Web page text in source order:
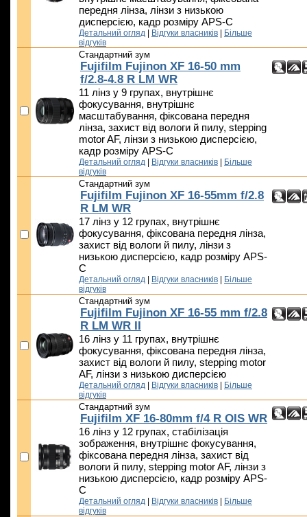
передня лінза, лінзи з низькою
дисперсією, кадр розміру APS-C
Детальний огляд Відгуки власників
Більше
відгуків
Стандартний зум
Fujifilm Fujinon XF 16-50 mm
f/2.8-4.8 R LM WR
11 лінз у 9 групах, внутрішнє
фокусування, внутрішнє
масштабування, фіксована передня
лінза, захист від вологи й пилу, stepping
motor AF, лінзи з низькою дисперсією,
кадр розміру APS-C
Детальний огляд Відгуки власників
Більше
відгуків
Стандартний зум
Fujifilm Fujinon XF 16-55mm f/2.8
R LM WR
17 лінз у 12 групах, внутрішнє
фокусування, фіксована передня лінза,
захист від вологи й пилу, лінзи з
низькою дисперсією, кадр розміру APS-
C
Детальний огляд Відгуки власників
Більше
відгуків
Стандартний зум
Fujifilm Fujinon XF 16-55 mm f/2.8
R LM WR II
16 лінз у 11 групах, внутрішнє
фокусування, фіксована передня лінза,
захист від вологи й пилу, stepping motor
AF, лінзи з низькою дисперсією
Детальний огляд Відгуки власників
Більше
відгуків
Стандартний зум
Fujifilm XF 16-80mm f/4 R OIS WR
16 лінз у 12 групах, стабілізація
зображення, внутрішнє фокусування,
фіксована передня лінза, захист від
вологи й пилу, stepping motor AF, лінзи з
низькою дисперсією, кадр розміру APS-
C
Детальний огляд Відгуки власників
Більше
відгуків